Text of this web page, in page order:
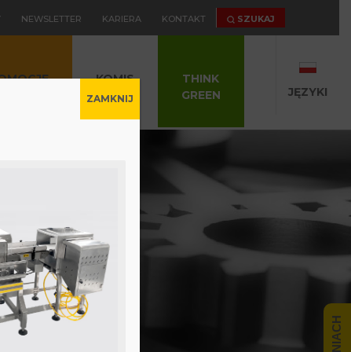
NEWSLETTER KARIERA KONTAKT SZUKAJ
KOMIS
THINK
GREEN
JĘZYKI
ZAMKNIJ